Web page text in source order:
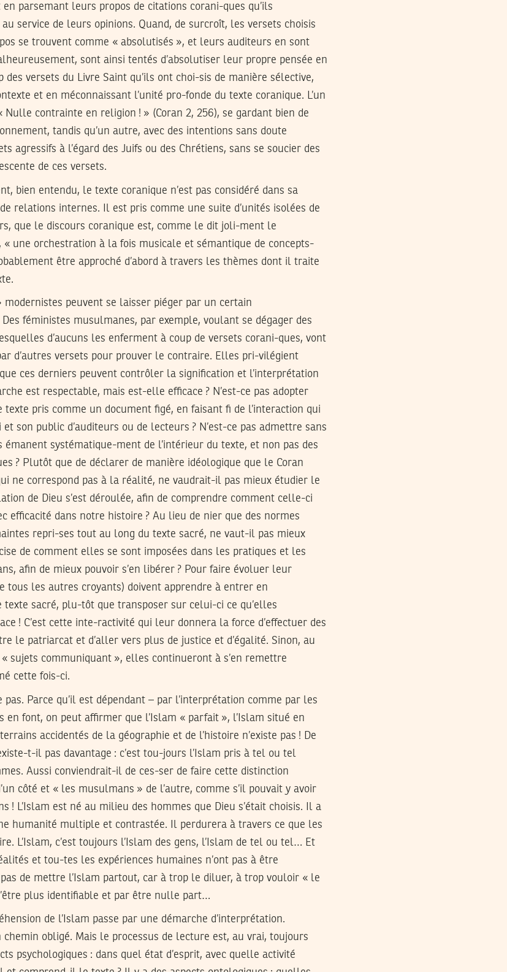
parsemant leurs propos de citations corani-ques qu’ils
service de leurs opinions. Quand, de surcroît, les versets choisis
se trouvent comme « absolutisés », et leurs auditeurs en sont
sont ainsi tentés d’absolutiser leur propre pensée en
versets du Livre Saint qu’ils ont choi-sis de manière sélective,
et en méconnaissant l’unité pro-fonde du texte coranique. L’un
Nulle contrainte en religion ! » (Coran 2, 256), se gardant bien de
tandis qu’un autre, avec des intentions sans doute
agressifs à l’égard des Juifs ou des Chrétiens, sans se soucier des
de ces versets.
bien entendu, le texte coranique n’est pas considéré dans sa
relations internes. Il est pris comme une suite d’unités isolées de
que le discours coranique est, comme le dit joli-ment le
« une orchestration à la fois musicale et sémantique de concepts-
être approché d’abord à travers les thèmes dont il traite
modernistes peuvent se laisser piéger par un certain
féministes musulmanes, par exemple, voulant se dégager des
d’aucuns les enferment à coup de versets corani-ques, vont
d’autres versets pour prouver le contraire. Elles pri-vilégient
ces derniers peuvent contrôler la signification et l’interprétation
est respectable, mais est-elle efficace ? N’est-ce pas adopter
pris comme un document figé, en faisant fi de l’interaction qui
son public d’auditeurs ou de lecteurs ? N’est-ce pas admettre sans
systématique-ment de l’intérieur du texte, et non pas des
? Plutôt que de déclarer de manière idéologique que le Coran
ne correspond pas à la réalité, ne vaudrait-il pas mieux étudier le
de Dieu s’est déroulée, afin de comprendre comment celle-ci
efficacité dans notre histoire ? Au lieu de nier que des normes
repri-ses tout au long du texte sacré, ne vaut-il pas mieux
de comment elles se sont imposées dans les pratiques et les
afin de mieux pouvoir s’en libérer ? Pour faire évoluer leur
tous les autres croyants) doivent apprendre à entrer en
texte sacré, plu-tôt que transposer sur celui-ci ce qu’elles
! C’est cette inte-ractivité qui leur donnera la force d’effectuer des
le patriarcat et d’aller vers plus de justice et d’égalité. Sinon, au
sujets communiquant », elles continueront à s’en remettre
cette fois-ci.
pas. Parce qu’il est dépendant – par l’interprétation comme par les
en font, on peut affirmer que l’Islam « parfait », l’Islam situé en
accidentés de la géographie et de l’histoire n’existe pas ! De
t-il pas davantage : c’est tou-jours l’Islam pris à tel ou tel
Aussi conviendrait-il de ces-ser de faire cette distinction
côté et « les musulmans » de l’autre, comme s’il pouvait y avoir
! L’Islam est né au milieu des hommes que Dieu s’était choisis. Il a
humanité multiple et contrastée. Il perdurera à travers ce que les
L’Islam, c’est toujours l’Islam des gens, l’Islam de tel ou tel… Et
et tou-tes les expériences humaines n’ont pas à être
de mettre l’Islam partout, car à trop le diluer, à trop vouloir « le
plus identifiable et par être nulle part…
de l’Islam passe par une démarche d’interprétation.
chemin obligé. Mais le processus de lecture est, au vrai, toujours
psychologiques : dans quel état d’esprit, avec quelle activité